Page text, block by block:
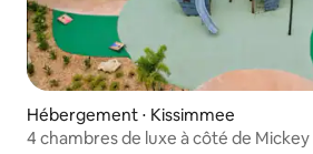
Hébergement ⋅ Kissimmee
4 chambres de luxe à côté de Mickey